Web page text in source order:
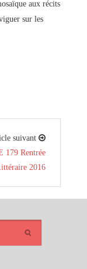
aux récits
sur les
suivant
179 Rentrée
2016